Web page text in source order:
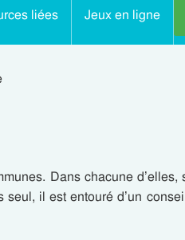
liées Jeux en ligne
Dans chacune d’elles,
il est entouré d’un